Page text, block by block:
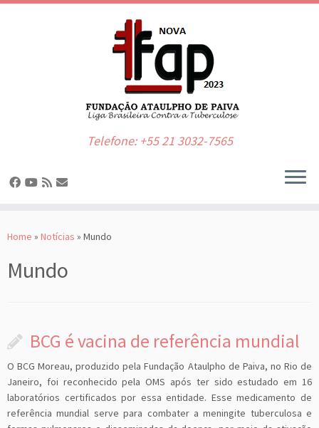
to
Telefone: +55 21 3032-7565
Home » Notícias » Mundo
Mundo
BCG é vacina de referência mundial
O BCG Moreau, produzido pela Fundação Ataulpho de Paiva, no Rio de
Janeiro, foi reconhecido pela OMS após ter sido estudado em 16
laboratórios certificados por essa entidade. Esse medicamento de
referência mundial serve para combater a meningite tuberculosa e